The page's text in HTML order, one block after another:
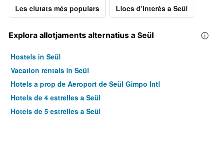
Les ciutats més populars Llocs d’interès a Seül
Explora allotjaments alternatius a Seül
Hostels in Seül
Vacation rentals in Seül
Hotels a prop de Aeroport de Seül Gimpo Intl
Hotels de 4 estrelles a Seül
Hotels de 5 estrelles a Seül